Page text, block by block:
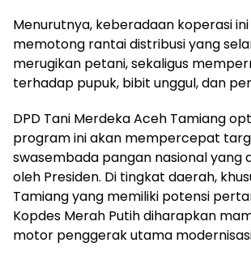
​Menurutnya, keberadaan koperasi
memotong rantai distribusi yang
merugikan petani, sekaligus
terhadap pupuk, bibit unggul, dan
​DPD Tani Merdeka Aceh Tamiang
program ini akan mempercepat
swasembada pangan nasional yang
oleh Presiden. Di tingkat daerah,
Tamiang yang memiliki potensi
Kopdes Merah Putih diharapkan
motor penggerak utama